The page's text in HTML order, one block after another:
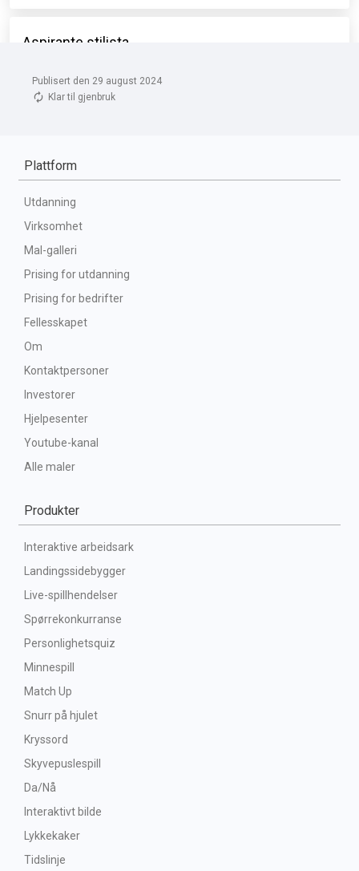
Publisert den 29 august 2024
Klar til gjenbruk
Plattform
Utdanning
Virksomhet
Mal-galleri
Prising for utdanning
Prising for bedrifter
Fellesskapet
Om
Kontaktpersoner
Investorer
Hjelpesenter
Youtube-kanal
Alle maler
Produkter
Interaktive arbeidsark
Landingssidebygger
Live-spillhendelser
Spørrekonkurranse
Personlighetsquiz
Minnespill
Match Up
Snurr på hjulet
Kryssord
Skyvepuslespill
Da/Nå
Interaktivt bilde
Lykkekaker
Tidslinje